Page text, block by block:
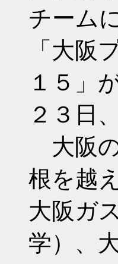
チーム
「大
１５」
２３日
大阪
根を越
大阪ガ
学）、